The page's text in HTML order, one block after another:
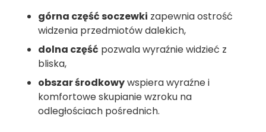
górna część soczewki zapewnia ostrość
widzenia przedmiotów dalekich,
dolna część pozwala wyraźnie widzieć z
bliska,
obszar środkowywspiera wyraźne i
komfortowe skupianie wzroku na
odległościach pośrednich.